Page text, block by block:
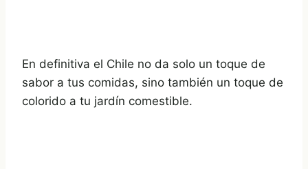
En definitiva el Chile no da solo un toque de
sabor a tus comidas, sino también un toque de
colorido a tu jardín comestible.